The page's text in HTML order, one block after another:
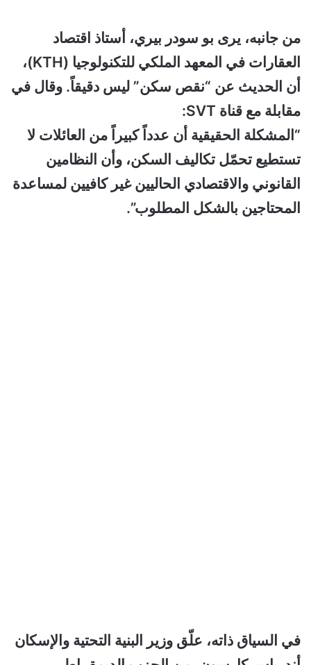
من جانبه، يرى بو سودر بيري، أستاذ اقتصاد
العقارات في المعهد الملكي للتكنولوجيا (KTH)،
أن الحديث عن “نقص سكن” ليس دقيقاً. وقال في
مقابلة مع قناة SVT:
“المشكلة الحقيقية أن عدداً كبيراً من العائلات لا
تستطيع تحمّل تكاليف السكن، وأن النظامين
القانوني والاقتصادي الحاليين غير كافيين لمساعدة
المحتاجين بالشكل المطلوب”.
في السياق ذاته، علّق وزير البنية التحتية والإسكان